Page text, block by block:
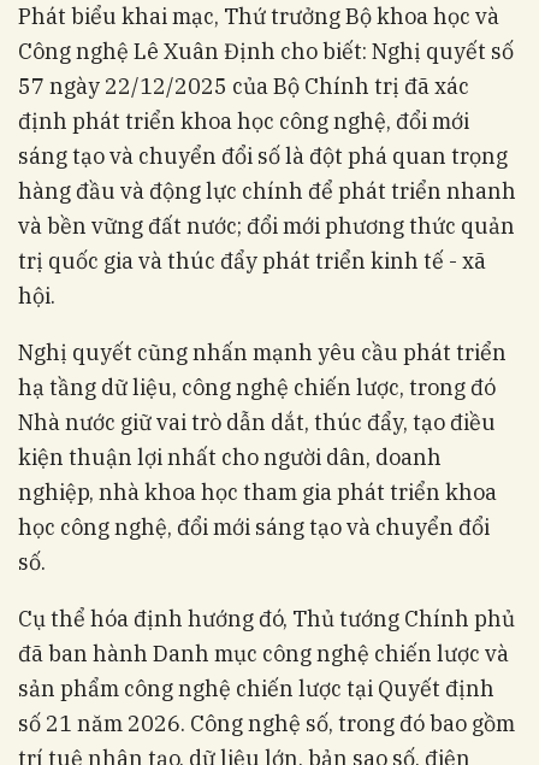
Phát biểu khai mạc, Thứ trưởng Bộ khoa học và
Công nghệ Lê Xuân Định cho biết: Nghị quyết số
57 ngày 22/12/2025 của Bộ Chính trị đã xác
định phát triển khoa học công nghệ, đổi mới
sáng tạo và chuyển đổi số là đột phá quan trọng
hàng đầu và động lực chính để phát triển nhanh
và bền vững đất nước; đổi mới phương thức quản
trị quốc gia và thúc đẩy phát triển kinh tế - xã
hội.
Nghị quyết cũng nhấn mạnh yêu cầu phát triển
hạ tầng dữ liệu, công nghệ chiến lược, trong đó
Nhà nước giữ vai trò dẫn dắt, thúc đẩy, tạo điều
kiện thuận lợi nhất cho người dân, doanh
nghiệp, nhà khoa học tham gia phát triển khoa
học công nghệ, đổi mới sáng tạo và chuyển đổi
số.
Cụ thể hóa định hướng đó, Thủ tướng Chính phủ
đã ban hành Danh mục công nghệ chiến lược và
sản phẩm công nghệ chiến lược tại Quyết định
số 21 năm 2026. Công nghệ số, trong đó bao gồm
trí tuệ nhân tạo, dữ liệu lớn, bản sao số, điện